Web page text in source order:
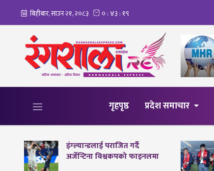
गृहपृष्ठ प्रदेश समाचार
इंग्ल्यान्डलाई पराजित गर्दै
अर्जेन्टिना विश्वकपको फाइनलमा